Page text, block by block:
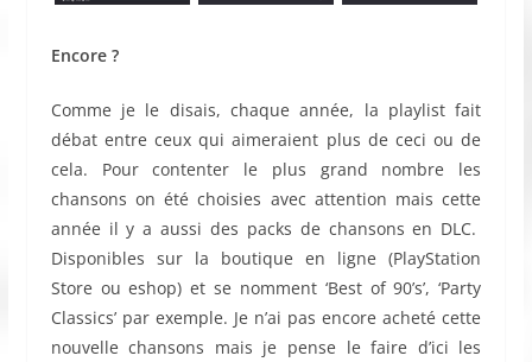
Encore ?
Comme je le disais, chaque année, la playlist fait
débat entre ceux qui aimeraient plus de ceci ou de
cela. Pour contenter le plus grand nombre les
chansons on été choisies avec attention mais cette
année il y a aussi des packs de chansons en DLC.
Disponibles sur la boutique en ligne (PlayStation
Store ou eshop) et se nomment ‘Best of 90’s’, ‘Party
Classics’ par exemple. Je n’ai pas encore acheté cette
nouvelle chansons mais je pense le faire d’ici les